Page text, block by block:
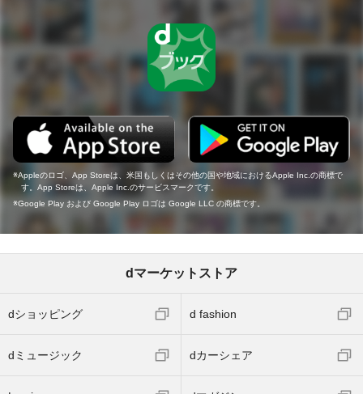
Appleのロゴ、App Storeは、米国もしくはその他の国や地域におけるApple Inc.の商標で
す。App Storeは、Apple Inc.のサービスマークです。
Google Play および Google Play ロゴは Google LLC の商標です。
dマーケットストア
dショッピング d fashion
dミュージック dカーシェア